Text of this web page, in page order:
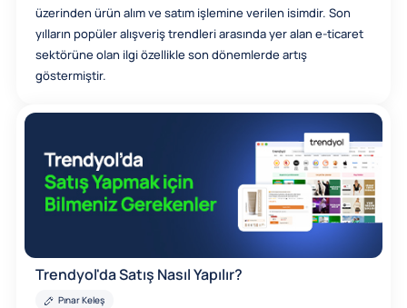
üzerinden ürün alım ve satım işlemine verilen isimdir. Son
yılların popüler alışveriş trendleri arasında yer alan e-ticaret
sektörüne olan ilgi özellikle son dönemlerde artış
göstermiştir.
Trendyol'da Satış Nasıl Yapılır?
Pınar Keleş